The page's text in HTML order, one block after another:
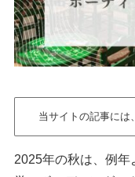
当サイトの記事には
2025年の秋は、例年